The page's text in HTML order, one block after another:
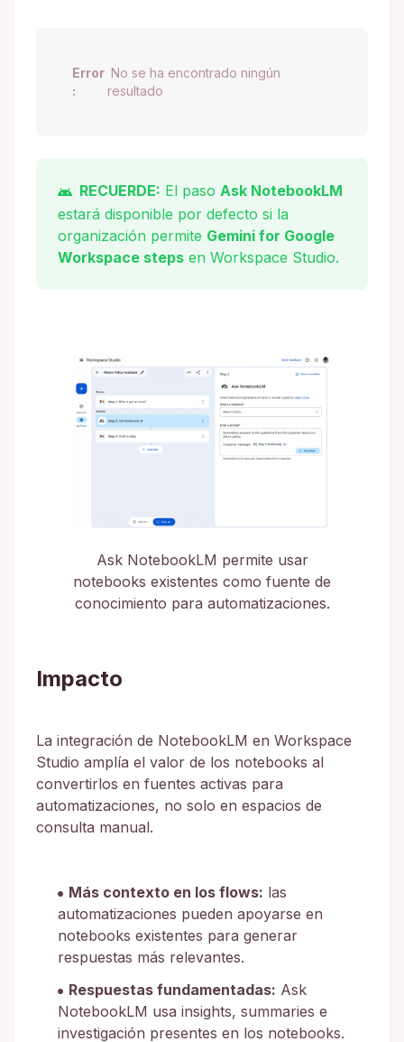
Error
:
No se ha encontrado ningún
resultado
RECUERDE: El paso Ask NotebookLM
estará disponible por defecto si la
organización permite Gemini for Google
Workspace steps en Workspace Studio.
Ask NotebookLM permite usar
notebooks existentes como fuente de
conocimiento para automatizaciones.
Impacto
La integración de NotebookLM en Workspace
Studio amplía el valor de los notebooks al
convertirlos en fuentes activas para
automatizaciones, no solo en espacios de
consulta manual.
Más contexto en los flows: las
automatizaciones pueden apoyarse en
notebooks existentes para generar
respuestas más relevantes.
Respuestas fundamentadas: Ask
NotebookLM usa insights, summaries e
investigación presentes en los notebooks.